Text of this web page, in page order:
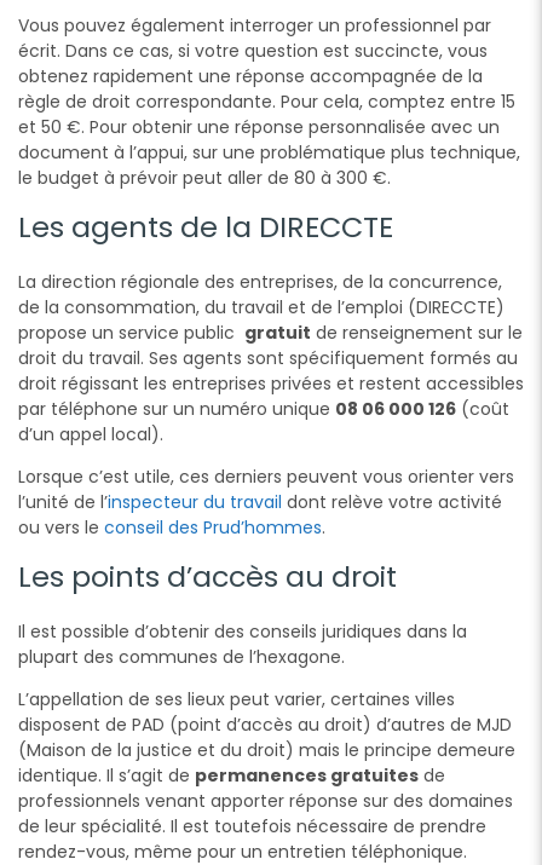
Vous pouvez également interroger un professionnel par
écrit. Dans ce cas, si votre question est succincte, vous
obtenez rapidement une réponse accompagnée de la
règle de droit correspondante. Pour cela, comptez entre 15
et 50 €. Pour obtenir une réponse personnalisée avec un
document à l’appui, sur une problématique plus technique,
le budget à prévoir peut aller de 80 à 300 €.
Les agents de la DIRECCTE
La direction régionale des entreprises, de la concurrence,
de la consommation, du travail et de l’emploi (DIRECCTE)
propose un service public gratuit de renseignement sur le
droit du travail. Ses agents sont spécifiquement formés au
droit régissant les entreprises privées et restent accessibles
par téléphone sur un numéro unique 08 06 000 126 (coût
d’un appel local).
Lorsque c’est utile, ces derniers peuvent vous orienter vers
l’unité de l’inspecteur du travail dont relève votre activité
ou vers le conseil des Prud’hommes.
Les points d’accès au droit
Il est possible d’obtenir des conseils juridiques dans la
plupart des communes de l’hexagone.
L’appellation de ses lieux peut varier, certaines villes
disposent de PAD (point d’accès au droit) d’autres de MJD
(Maison de la justice et du droit) mais le principe demeure
identique. Il s’agit de permanences gratuites de
professionnels venant apporter réponse sur des domaines
de leur spécialité. Il est toutefois nécessaire de prendre
rendez-vous, même pour un entretien téléphonique.